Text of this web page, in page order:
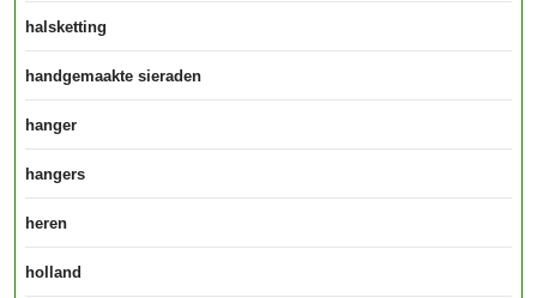
halsketting
handgemaakte sieraden
hanger
hangers
heren
holland